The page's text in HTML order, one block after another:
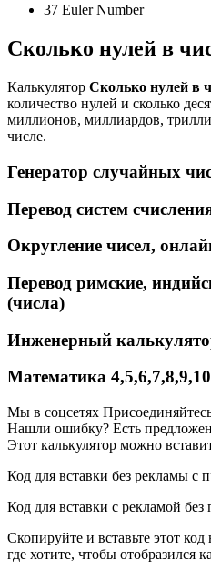
37 Euler Number
Сколько нулей в
Калькулятор Cколько нулей в
количество нулей и сколько
миллионов, миллиардов,
числе.
Генератор случайных
Перевод систем
Округление чисел,
Перевод римские,
(числа)
Инженерный
Математика
Мы в соцсетях
Нашли ошибку? Есть
Этот калькулятор можно
Код для вставки без рекламы с
Код для вставки с рекламой
Скопируйте и вставьте этот
где хотите, чтобы отобразился